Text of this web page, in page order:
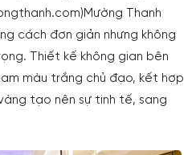
Thanh
cách đơn giản nhưng không
Thiết kế không gian bên
màu trắng chủ đạo, kết hợp
tạo nên sự tinh tế, sang